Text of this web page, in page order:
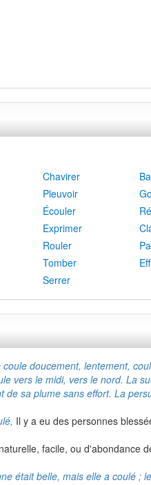
Chavirer
Pleuvoir
Écouler
Exprimer
Rouler
Tomber
Serrer
coule doucement, lentement,
vers le midi, vers le nord. La
de sa plume sans effort. La
Il y a eu des personnes
facile, ou d'abondance
était belle, mais elle a coulé ;